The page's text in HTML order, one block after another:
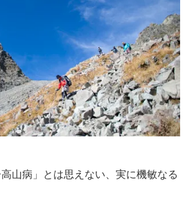
山病」とは思えない、実に機敏なる